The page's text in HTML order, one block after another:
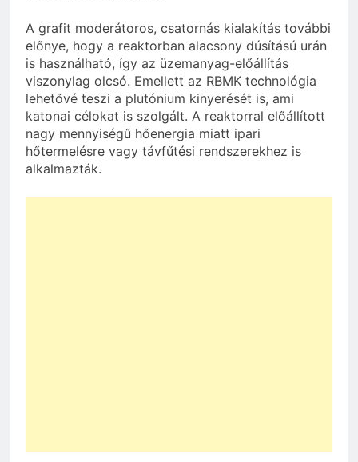
A grafit moderátoros, csatornás kialakítás további
előnye, hogy a reaktorban alacsony dúsítású urán
is használható, így az üzemanyag-előállítás
viszonylag olcsó. Emellett az RBMK technológia
lehetővé teszi a plutónium kinyerését is, ami
katonai célokat is szolgált. A reaktorral előállított
nagy mennyiségű hőenergia miatt ipari
hőtermelésre vagy távfűtési rendszerekhez is
alkalmazták.